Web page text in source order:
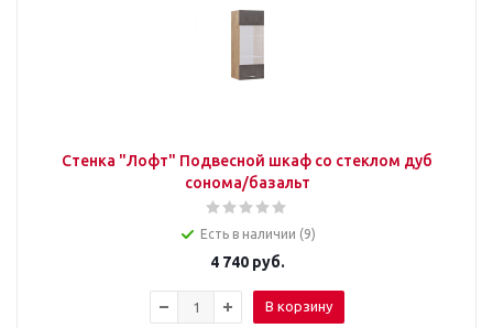
Стенка "Лофт" Подвесной шкаф со стеклом дуб
сонома/базальт
Есть в наличии (9)
4 740руб.
В корзину